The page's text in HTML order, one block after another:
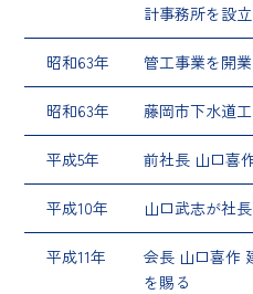
計事務所を設立
昭和63年 管工事業を開業
昭和63年 藤岡市下水道
平成5年 前社長 山口喜
平成10年 山口武志が社
平成11年
会長 山口喜作
を賜る